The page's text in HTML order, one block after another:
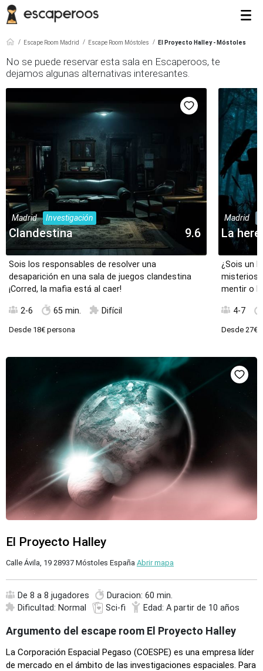
Escape Room Madrid Escape Room Móstoles El Proyecto Halley - Móstoles
No se puede reservar esta sala en Escaperoos, te
dejamos algunas alternativas interesantes.
Madrid Investigación
Clandestina 9.6
Sois los responsables de resolver una
desaparición en una sala de juegos clandestina
¡Corred, la mafia está al caer!
2-6 65 min. Difícil
Desde 18€ persona
Madrid
La
¿Sois un
mentir o
4-7
Desde 27€
El Proyecto Halley
Calle Ávila, 19 28937 Móstoles España Abrir mapa
De 8 a 8 jugadores
Duracion: 60 min.
Dificultad: Normal
Sci-fi Edad: A partir de 10 años
Argumento del escape room El Proyecto Halley
La Corporación Espacial Pegaso (COESPE) es una empresa líder
de mercado en el ámbito de las investigaciones espaciales. Para